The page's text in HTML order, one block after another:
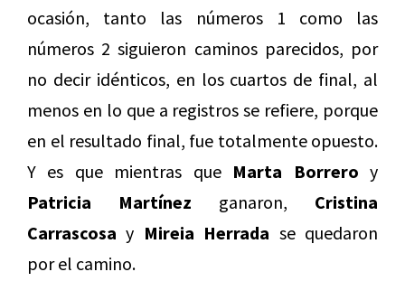
ocasión, tanto las números 1 como las
números 2 siguieron caminos parecidos, por
no decir idénticos, en los cuartos de final, al
menos en lo que a registros se refiere, porque
en el resultado final, fue totalmente opuesto.
Y es que mientras que Marta Borrero y
Patricia Martínez ganaron, Cristina
Carrascosa y Mireia Herrada se quedaron
por el camino.